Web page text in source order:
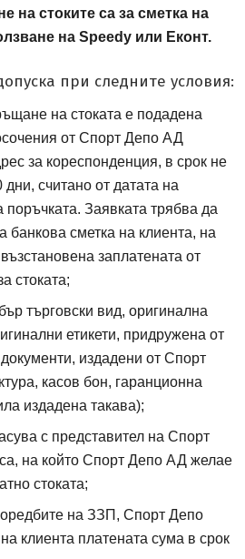
на стоките са за сметка на
на Speedy или Еконт.
при следните условия:
на стоката е подадена
от Спорт Депо АД
за кореспонденция, в срок не
дни, считано от датата на
поръчката. Заявката трябва да
банкова сметка на клиента, на
заплатената от
стоката;
търговски вид, оригинална
етикети, придружена от
издадени от Спорт
депо А ДЕ
касов бон, гаранционна
издадена такава);
с представител на Спорт
депо А ДЕ
на който Спорт Депо АД Спорт
желае
стоката;
на ЗЗП Закона за защита
, Спорт Депо
клиента платената сума в срок